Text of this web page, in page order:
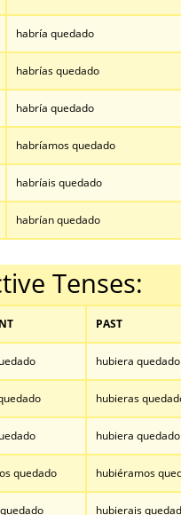
habría quedado
habrías quedado
habría quedado
habríamos quedado
habríais quedado
habrían quedado
Tenses:
PAST
hubiera quedado
hubieras
hubiera quedado
quedado hubiéramos
hubierais